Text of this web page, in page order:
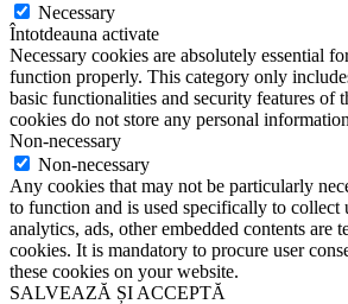
Necessary
Întotdeauna activate
Necessary cookies are absolutely essential
function properly. This category only
basic functionalities and security features of
cookies do not store any personal
Non-necessary
Non-necessary
Any cookies that may not be particularly
to function and is used specifically to collect
analytics, ads, other embedded contents are
cookies. It is mandatory to procure user
these cookies on your website.
SALVEAZĂ ȘI ACCEPTĂ